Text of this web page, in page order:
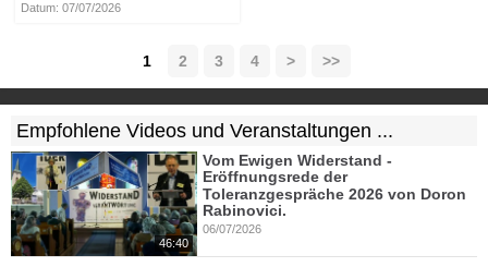
Datum: 07/07/2026
1 2 3 4 > >>
Empfohlene Videos und Veranstaltungen ...
46:40
Vom Ewigen Widerstand -
Eröffnungsrede der
Toleranzgespräche 2026 von Doron
Rabinovici.
06/07/2026